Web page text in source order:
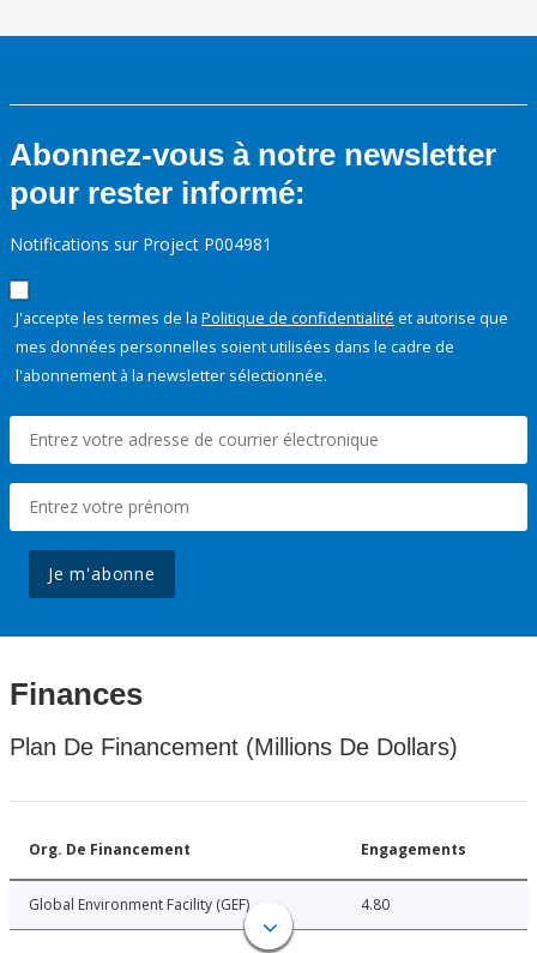
Abonnez-vous à notre newsletter
pour rester informé:
Notifications sur Project P004981
J'accepte les termes de la Politique de confidentialité et autorise que
mes données personnelles soient utilisées dans le cadre de
l'abonnement à la newsletter sélectionnée.
Je m'abonne
Finances
Plan De Financement (Millions De Dollars)
Org. De Financement Engagements
Global Environment Facility (GEF) 4.80